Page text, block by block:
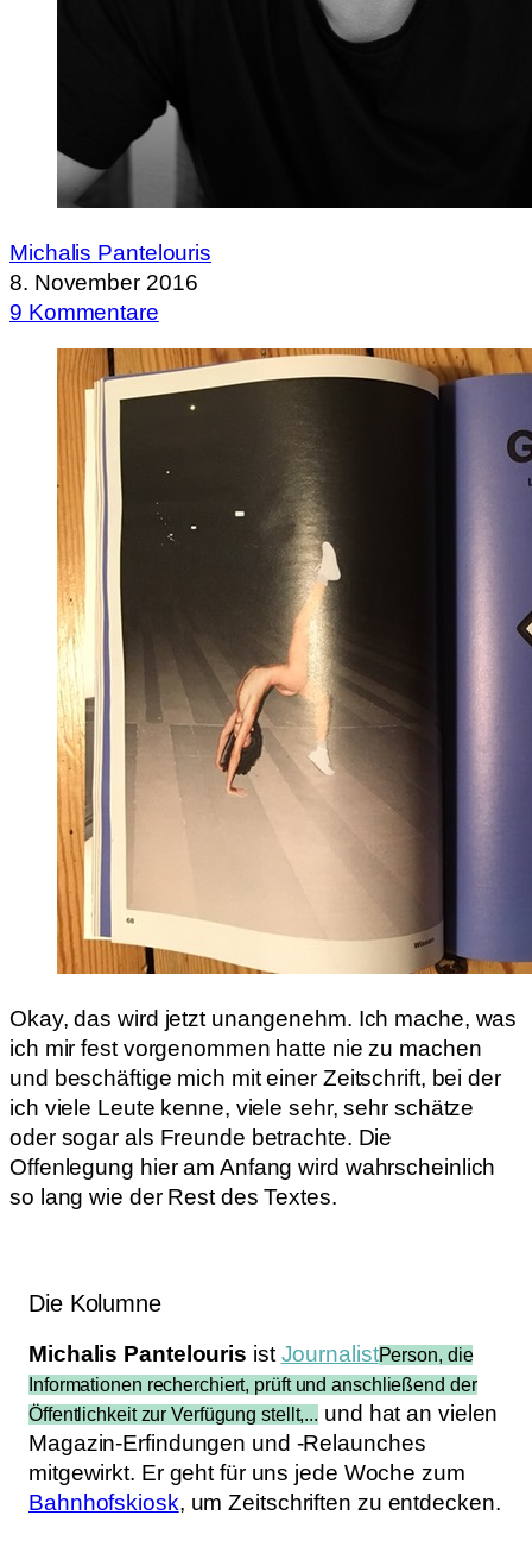
Michalis Pantelouris
8. November 2016
9 Kommentare
Okay, das wird jetzt unangenehm. Ich mache, was
ich mir fest vorgenommen hatte nie zu machen
und beschäftige mich mit einer Zeitschrift, bei der
ich viele Leute kenne, viele sehr, sehr schätze
oder sogar als Freunde betrachte. Die
Offenlegung hier am Anfang wird wahrscheinlich
so lang wie der Rest des Textes.
Die Kolumne
Michalis Pantelouris ist JournalistPerson, die
Informationen recherchiert, prüft und anschließend der
Öffentlichkeit zur Verfügung stellt,... und hat an vielen
Magazin-Erfindungen und -Relaunches
mitgewirkt. Er geht für uns jede Woche zum
Bahnhofskiosk, um Zeitschriften zu entdecken.